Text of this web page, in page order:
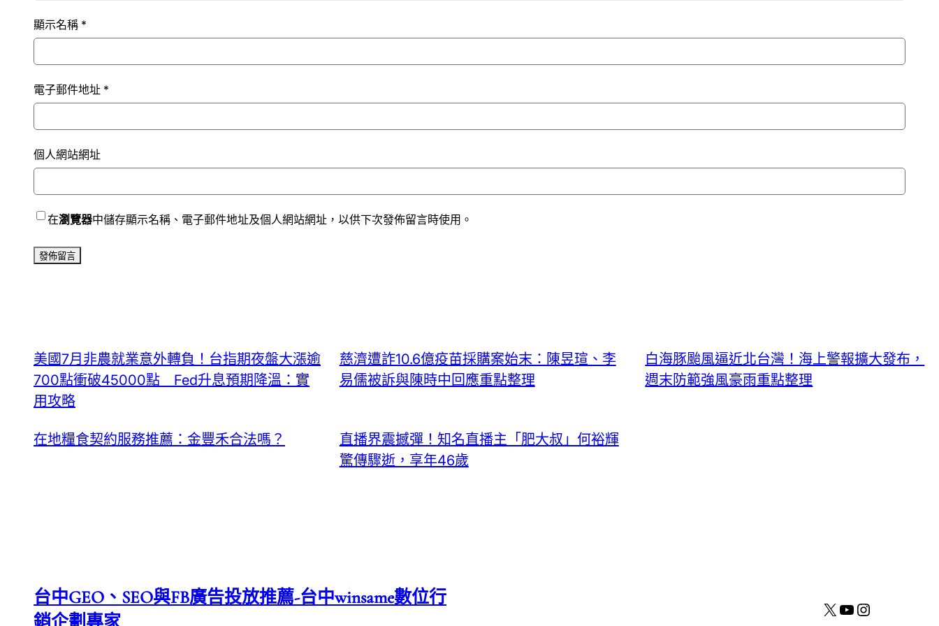
顯示名稱 *
電子郵件地址 *
個人網站網址
在瀏覽器中儲存顯示名稱、電子郵件地址及個人網站網址，以供下次發佈留言時使用。
美國7月非農就業意外轉負！台指期夜盤大漲逾
700點衝破45000點 Fed升息預期降溫：實
用攻略
慈濟遭詐10.6億疫苗採購案始末：陳昱瑄、李
易儒被訴與陳時中回應重點整理
白海豚颱風逼近北台灣！海上警報擴大發布，
週末防範強風豪雨重點整理
在地糧食契約服務推薦：金豐禾合法嗎？
直播界震撼彈！知名直播主「肥大叔」何裕輝
驚傳驟逝，享年46歲
台中GEO、SEO與FB廣告投放推薦-台中winsame數位行
銷企劃專家
X YouTube Instagram